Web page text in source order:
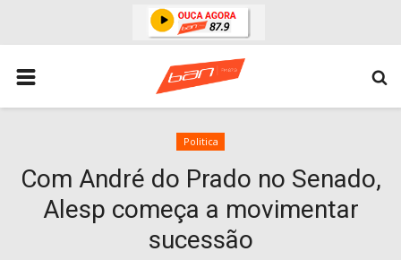
HOME
ESPORTES
POLITICA
ESPERANÇA PB
Politica
Com André do Prado no Senado,
Alesp começa a movimentar
sucessão